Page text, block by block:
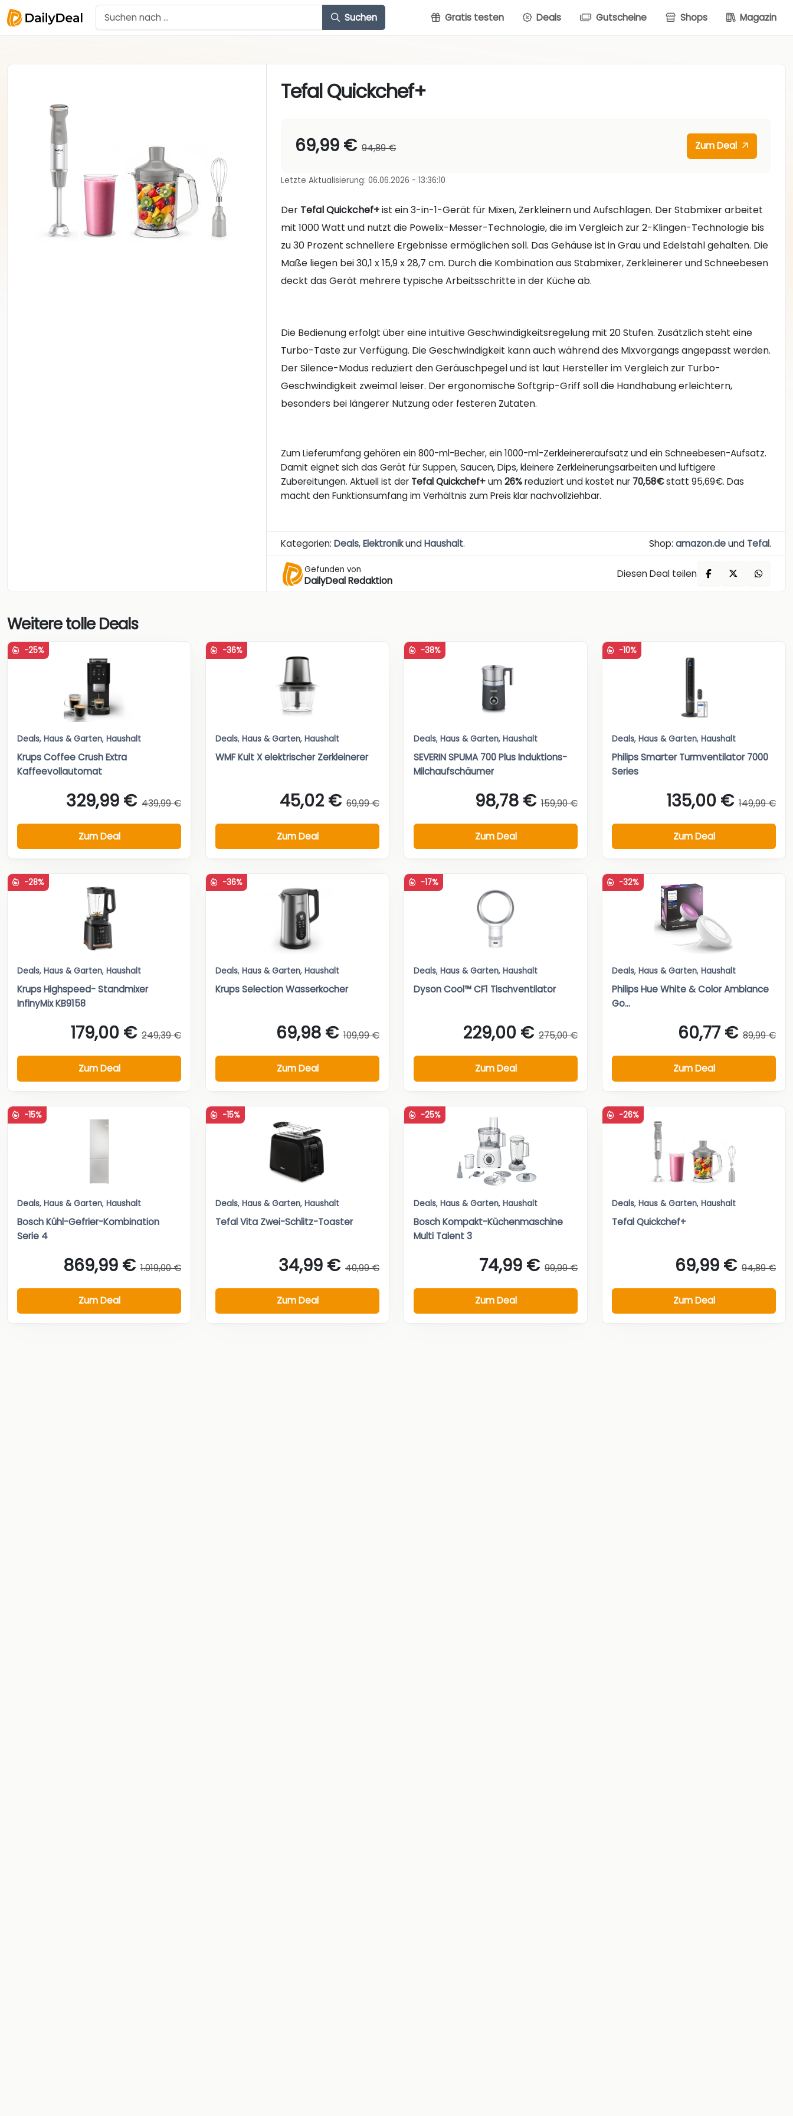
Suchen Gratis testen Deals Gutscheine Shops Magazin
Tefal Quickchef+
69,99 € 94,89 € Zum Deal
Letzte Aktualisierung: 06.06.2026 - 13:36:10
Der Tefal Quickchef+ist ein 3-in-1-Gerät für Mixen, Zerkleinern und Aufschlagen. Der Stabmixer arbeitet
mit 1000 Watt und nutzt die Powelix-Messer-Technologie, die im Vergleich zur 2-Klingen-Technologie bis
zu 30 Prozent schnellere Ergebnisse ermöglichen soll. Das Gehäuse ist in Grau und Edelstahl gehalten. Die
Maße liegen bei 30,1 x 15,9 x 28,7 cm. Durch die Kombination aus Stabmixer, Zerkleinerer und Schneebesen
deckt das Gerät mehrere typische Arbeitsschritte in der Küche ab.
Die Bedienung erfolgt über eine intuitive Geschwindigkeitsregelung mit 20 Stufen. Zusätzlich steht eine
Turbo-Taste zur Verfügung. Die Geschwindigkeit kann auch während des Mixvorgangs angepasst werden.
Der Silence-Modus reduziert den Geräuschpegel und ist laut Hersteller im Vergleich zur Turbo-
Geschwindigkeit zweimal leiser. Der ergonomische Softgrip-Griff soll die Handhabung erleichtern,
besonders bei längerer Nutzung oder festeren Zutaten.
Zum Lieferumfang gehören ein 800-ml-Becher, ein 1000-ml-Zerkleinereraufsatz und ein Schneebesen-Aufsatz.
Damit eignet sich das Gerät für Suppen, Saucen, Dips, kleinere Zerkleinerungsarbeiten und luftigere
Zubereitungen. Aktuell ist der Tefal Quickchef+um26%reduziert und kostet nur 70,58€statt 95,69€. Das
macht den Funktionsumfang im Verhältnis zum Preis klar nachvollziehbar.
Kategorien:Deals,ElektronikundHaushalt. Shop: amazon.deund Tefal.
Gefunden von
DailyDeal Redaktion
Diesen Deal teilen
Weitere tolle Deals
-25%
Deals, Haus & Garten, Haushalt
Krups Coffee Crush Extra
Kaffeevollautomat
329,99 € 439,99 €
Zum Deal
-36%
Deals, Haus & Garten, Haushalt
WMF Kult X elektrischer Zerkleinerer
45,02 € 69,99 €
Zum Deal
-38%
Deals, Haus & Garten, Haushalt
SEVERIN SPUMA 700 Plus Induktions-
Milchaufschäumer
98,78 € 159,90 €
Zum Deal
-10%
Deals, Haus & Garten, Haushalt
Philips Smarter Turmventilator 7000
Series
135,00 € 149,99 €
Zum Deal
-28%
Deals, Haus & Garten, Haushalt
Krups Highspeed- Standmixer
InfinyMix KB9158
179,00 € 249,39 €
Zum Deal
-36%
Deals, Haus & Garten, Haushalt
Krups Selection Wasserkocher
69,98 € 109,99 €
Zum Deal
-17%
Deals, Haus & Garten, Haushalt
Dyson Cool™ CF1 Tischventilator
229,00 € 275,00 €
Zum Deal
-32%
Deals, Haus & Garten, Haushalt
Philips Hue White & Color Ambiance
Go...
60,77 € 89,99 €
Zum Deal
-15%
Deals, Haus & Garten, Haushalt
Bosch Kühl-Gefrier-Kombination
Serie 4
869,99 € 1.019,00 €
Zum Deal
-15%
Deals, Haus & Garten, Haushalt
Tefal Vita Zwei-Schlitz-Toaster
34,99 € 40,99 €
Zum Deal
-25%
Deals, Haus & Garten, Haushalt
Bosch Kompakt-Küchenmaschine
Multi Talent 3
74,99 € 99,99 €
Zum Deal
-26%
Deals, Haus & Garten, Haushalt
Tefal Quickchef+
69,99 € 94,89 €
Zum Deal